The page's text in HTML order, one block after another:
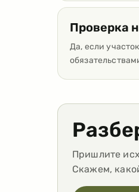
Проверка
Да, если
Пришлите
Скажем,